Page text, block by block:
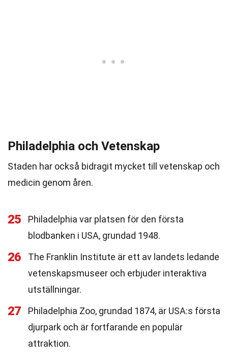
Philadelphia och Vetenskap
Staden har också bidragit mycket till vetenskap och
medicin genom åren.
25
Philadelphia var platsen för den första
blodbanken i USA, grundad 1948.
26
The Franklin Institute är ett av landets ledande
vetenskapsmuseer och erbjuder interaktiva
utställningar.
27
Philadelphia Zoo, grundad 1874, är USA:s första
djurpark och är fortfarande en populär
attraktion.